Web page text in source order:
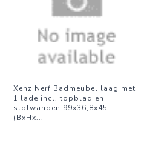
Xenz Nerf Badmeubel laag met
1 lade incl. topblad en
stolwanden 99x36,8x45
(BxHx...